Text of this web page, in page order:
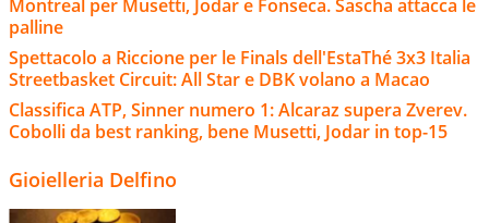
Montreal per Musetti, Jodar e Fonseca. Sascha attacca le
palline
Spettacolo a Riccione per le Finals dell'EstaThé 3x3 Italia
Streetbasket Circuit: All Star e DBK volano a Macao
Classifica ATP, Sinner numero 1: Alcaraz supera Zverev.
Cobolli da best ranking, bene Musetti, Jodar in top-15
Gioielleria Delfino